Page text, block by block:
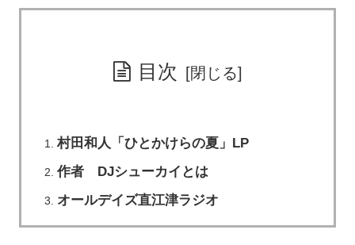
目次
村田和人「ひとかけらの夏」LP
作者 DJシューカイとは
オールデイズ直江津ラジオ